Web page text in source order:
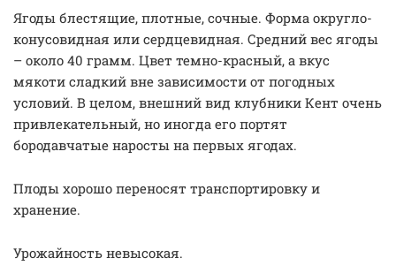
Ягоды блестящие, плотные, сочные. Форма округло-
конусовидная или сердцевидная. Средний вес ягоды
– около 40 грамм. Цвет темно-красный, а вкус
мякоти сладкий вне зависимости от погодных
условий. В целом, внешний вид клубники Кент очень
привлекательный, но иногда его портят
бородавчатые наросты на первых ягодах.
Плоды хорошо переносят транспортировку и
хранение.
Урожайность невысокая.